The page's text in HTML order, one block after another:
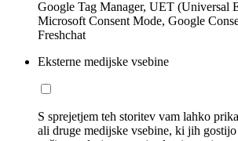
Google Tag Manager, UET (Universal
Microsoft Consent Mode, Google
Freshchat
Eksterne medijske vsebine
S sprejetjem teh storitev vam lahko
ali druge medijske vsebine, ki jih